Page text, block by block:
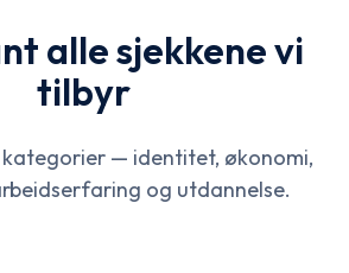
alle sjekkene vi
tilbyr
— identitet, økonomi,
og utdannelse.